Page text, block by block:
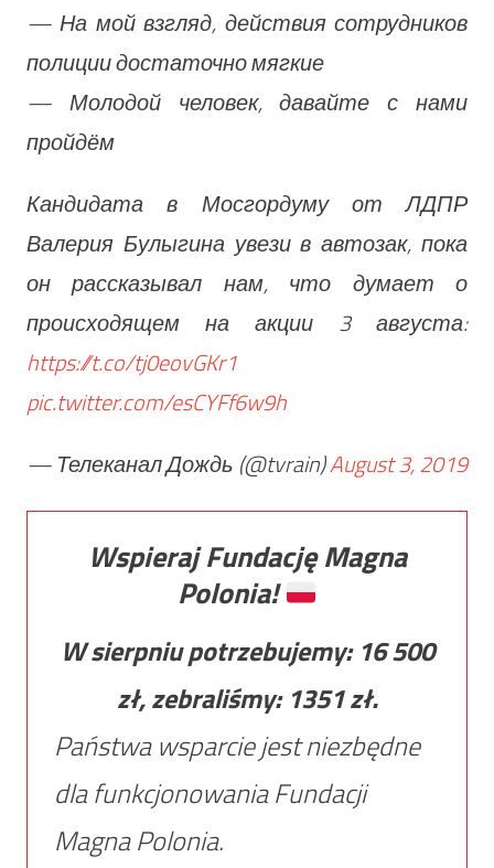
— На мой взгляд, действия сотрудников
полиции достаточно мягкие
— Молодой человек, давайте с нами
пройдём
Кандидата в Мосгордуму от ЛДПР
Валерия Булыгина увези в автозак, пока
он рассказывал нам, что думает о
происходящем на акции 3 августа:
https://t.co/tj0eovGKr1
pic.twitter.com/esCYFf6w9h
— Телеканал Дождь (@tvrain)August 3, 2019
Wspieraj Fundację Magna
Polonia!
W sierpniu potrzebujemy: 16 500
zł, zebraliśmy: 1351zł.
Państwa wsparcie jest niezbędne
dla funkcjonowania Fundacji
Magna Polonia.